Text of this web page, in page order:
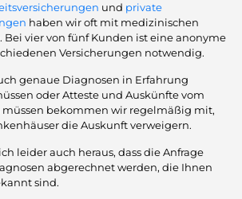
und private
haben wir oft mit medizinischen
Bei vier von fünf Kunden ist eine anonyme
Versicherungen notwendig.
genaue Diagnosen in Erfahrung
oder Atteste und Auskünfte vom
bekommen wir regelmäßig mit,
die Auskunft verweigern.
leider auch heraus, dass die Anfrage
abgerechnet werden, die Ihnen
sind.